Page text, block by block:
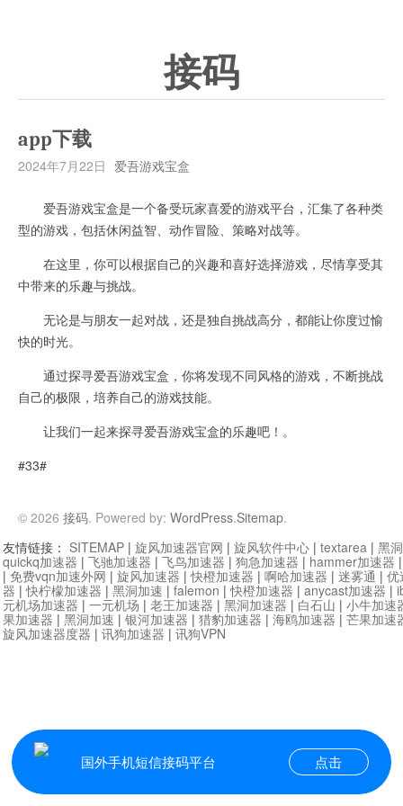
接码
app下载
2024年7月22日 爱吾游戏宝盒
爱吾游戏宝盒是一个备受玩家喜爱的游戏平台，汇集了各种类
型的游戏，包括休闲益智、动作冒险、策略对战等。
在这里，你可以根据自己的兴趣和喜好选择游戏，尽情享受其
中带来的乐趣与挑战。
无论是与朋友一起对战，还是独自挑战高分，都能让你度过愉
快的时光。
通过探寻爱吾游戏宝盒，你将发现不同风格的游戏，不断挑战
自己的极限，培养自己的游戏技能。
让我们一起来探寻爱吾游戏宝盒的乐趣吧！。
#33#
© 2026 接码. Powered by: WordPress.Sitemap.
国外手机短信接码平台 点击
友情链接： SITEMAP | 旋风加速器官网 | 旋风软件中心 | textarea | 黑
quickq加速器 | 飞驰加速器 | 飞鸟加速器 | 狗急加速器 | hammer加速器
| 免费vqn加速外网 | 旋风加速器 |快橙加速器 | 啊哈加速器 | 迷雾通 | 优
器 |快柠檬加速器 | 黑洞加速 | falemon |快橙加速器 | anycast加速器 |
元机场加速器 | 一元机场 | 老王加速器 | 黑洞加速器 | 白石山 | 小牛加速
果加速器 | 黑洞加速 | 银河加速器 | 猎豹加速器 | 海鸥加速器 | 芒果加速
旋风加速器度器 | 讯狗加速器 | 讯狗VPN